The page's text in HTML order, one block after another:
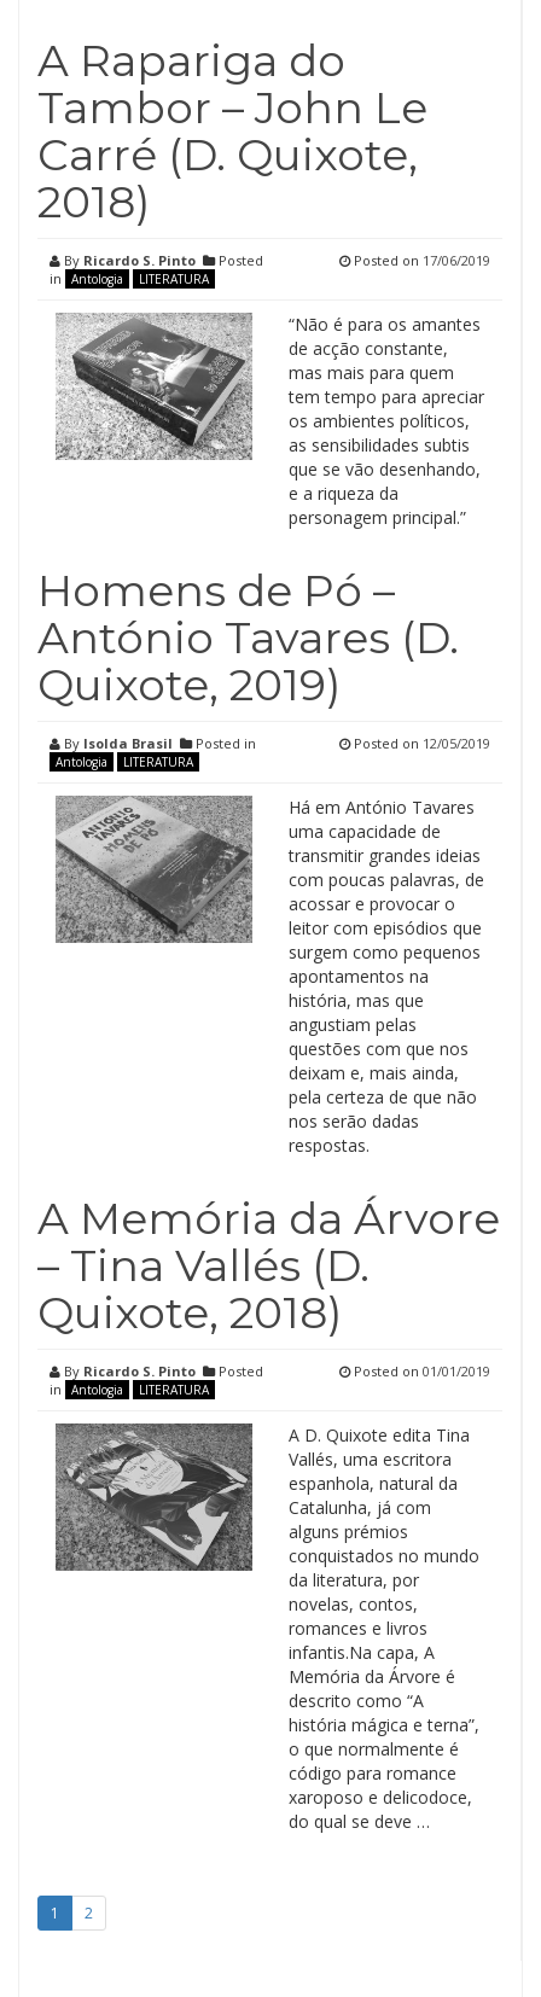
A Rapariga do
Tambor – John Le
Carré (D. Quixote,
2018)
By Ricardo S. Pinto
Posted
in
Antologia LITERATURA
Posted on 17/06/2019
“Não é para os amantes
de acção constante,
mas mais para quem
tem tempo para apreciar
os ambientes políticos,
as sensibilidades subtis
que se vão desenhando,
e a riqueza da
personagem principal.”
Homens de Pó –
António Tavares (D.
Quixote, 2019)
By Isolda Brasil Posted in
Antologia LITERATURA
Posted on 12/05/2019
Há em António Tavares
uma capacidade de
transmitir grandes ideias
com poucas palavras, de
acossar e provocar o
leitor com episódios que
surgem como pequenos
apontamentos na
história, mas que
angustiam pelas
questões com que nos
deixam e, mais ainda,
pela certeza de que não
nos serão dadas
respostas.
A Memória da Árvore
– Tina Vallés (D.
Quixote, 2018)
By Ricardo S. Pinto
Posted
in
Antologia LITERATURA
Posted on 01/01/2019
A D. Quixote edita Tina
Vallés, uma escritora
espanhola, natural da
Catalunha, já com
alguns prémios
conquistados no mundo
da literatura, por
novelas, contos,
romances e livros
infantis.Na capa, A
Memória da Árvore é
descrito como “A
história mágica e terna”,
o que normalmente é
código para romance
xaroposo e delicodoce,
do qual se deve …
1 2